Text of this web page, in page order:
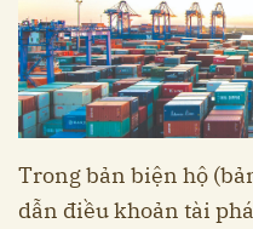
Trong bản biện hộ
dẫn điều khoản tài